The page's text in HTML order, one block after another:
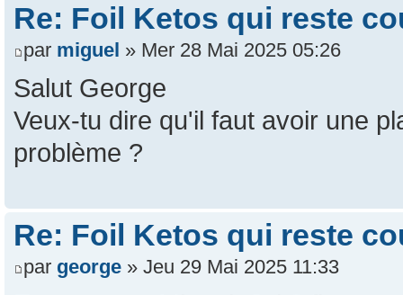
Re: Foil Ketos qui reste
par miguel » Mer 28 Mai 2025 05:26
Salut George
Veux-tu dire qu'il faut avoir une
problème ?
Re: Foil Ketos qui reste
par george » Jeu 29 Mai 2025 11:33